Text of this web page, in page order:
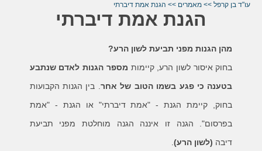
עו"ד בן קרפל >> מאמרים >> הגנת אמת דיברתי
הגנת אמת דיברתי
מהן הגנות מפני תביעת לשון הרע?
בחוק איסור לשון הרע, קיימות מספר הגנות לאדם שנתבע
בטענה כי פגע בשמו הטוב של אחר . בין הגנות הקבועות
בחוק, קיימת הגנת - "אמת דיברתי" או הגנת - "אמת
בפרסום". הגנה זו איננה הגנה מוחלטת מפני תביעת
דיבה (לשון הרע).